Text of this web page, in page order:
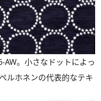
。小さなドットによっ
ルホネンの代表的なテキ